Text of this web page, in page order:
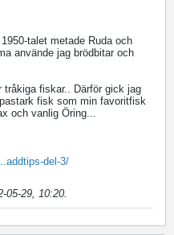
talet metade Ruda och
använde jag brödbitar och
tråkiga fiskar.. Därför gick jag
fisk som min favoritfisk
och vanlig Öring...
del-3/
05-29, 10:20.